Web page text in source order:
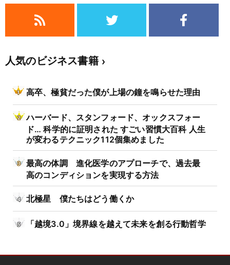
人気のビジネス書籍
高卒、極貧だった僕が上場の鐘を鳴らせた理由
ハーバード、スタンフォード、オックスフォー
ド… 科学的に証明された すごい習慣大百科 人生
が変わるテクニック112個集めました
最高の体調 進化医学のアプローチで、過去最
高のコンディションを実現する方法
北極星 僕たちはどう働くか
「越境3.0」境界線を越えて未来を創る行動哲学